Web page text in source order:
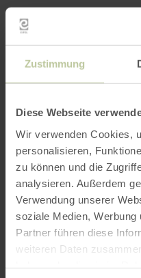
Zustimmung
Diese Webseite
Wir verwenden Cookies,
personalisieren,
zu können und die
analysieren. Außerdem
Verwendung unserer
soziale Medien, Werbung
Partner führen diese
weiteren Daten